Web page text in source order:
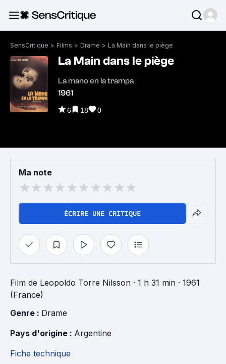
SensCritique > Films > Drame > La Main dans le piège
La Main dans le piège
La mano en la trampa
1961
6 18 0
Ma note
ÉCRIRE UNE CRITIQUE
Film de Leopoldo Torre Nilsson · 1 h 31 min · 1961
(France)
Genre : Drame
Pays d'origine : Argentine
Fiche technique